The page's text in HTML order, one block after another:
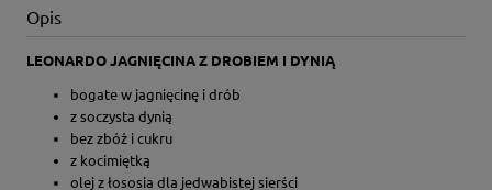
Opis
LEONARDO JAGNIĘCINA Z DROBIEM I DYNIĄ
bogate w jagnięcinę i drób
z soczysta dynią
bez zbóż i cukru
z kocimiętką
olej z łososia dla jedwabistej sierści